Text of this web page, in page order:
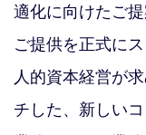
適化に向けたご
ご提供を正式に
人的資本経営が
チした、新しい